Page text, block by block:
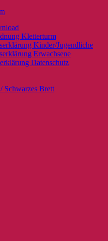
Kletterturm
Kinder/Jugendliche
Erwachsene
Datenschutz
Schwarzes Brett